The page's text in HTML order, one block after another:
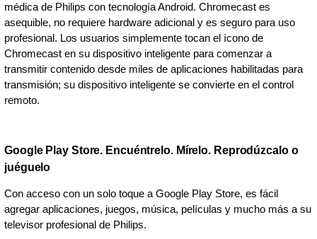
médica de Philips con tecnología Android. Chromecast es
asequible, no requiere hardware adicional y es seguro para uso
profesional. Los usuarios simplemente tocan el ícono de
Chromecast en su dispositivo inteligente para comenzar a
transmitir contenido desde miles de aplicaciones habilitadas para
transmisión; su dispositivo inteligente se convierte en el control
remoto.
Google Play Store. Encuéntrelo. Mírelo. Reprodúzcalo o
juéguelo
Con acceso con un solo toque a Google Play Store, es fácil
agregar aplicaciones, juegos, música, películas y mucho más a su
televisor profesional de Philips.